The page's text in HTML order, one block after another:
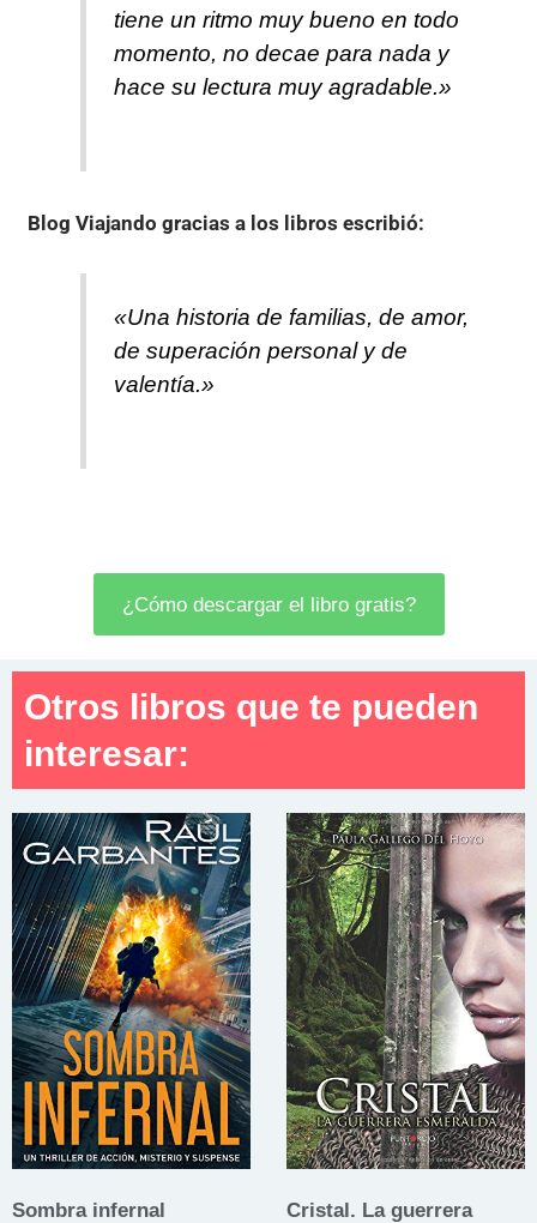
tiene un ritmo muy bueno en todo
momento, no decae para nada y
hace su lectura muy agradable.»
Blog Viajando gracias a los libros escribió:
«Una historia de familias, de amor,
de superación personal y de
valentía.»
¿Cómo descargar el libro gratis?
Otros libros que te pueden
interesar:
Sombra infernal
Cristal. La guerrera